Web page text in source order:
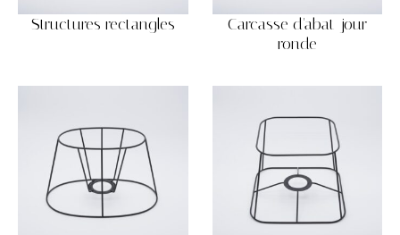
Structures rectangles
Carcasse d'abat-jour
ronde